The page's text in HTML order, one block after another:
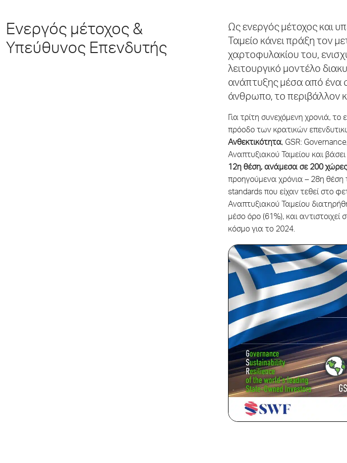
Ενεργός μέτοχος &
Υπεύθυνος Επενδυτής
Ως ενεργός μέτοχος και
Ταμείο κάνει πράξη τον
χαρτοφυλακίου του,
λειτουργικό μοντέλο
ανάπτυξης μέσα από ένα
άνθρωπο, το περιβάλλον
Για τρίτη συνεχόμενη χρονιά,
πρόοδο των κρατικών
Ανθεκτικότητα, GSR:
Αναπτυξιακού Ταμείου και
12η θέση, ανάμεσα σε 200 χώρες
προηγούμενα χρόνια – 28η
standards που είχαν τεθεί στο
Αναπτυξιακού Ταμείου
μέσο όρο (61%), και αντιστοιχεί
κόσμο για το 2024.